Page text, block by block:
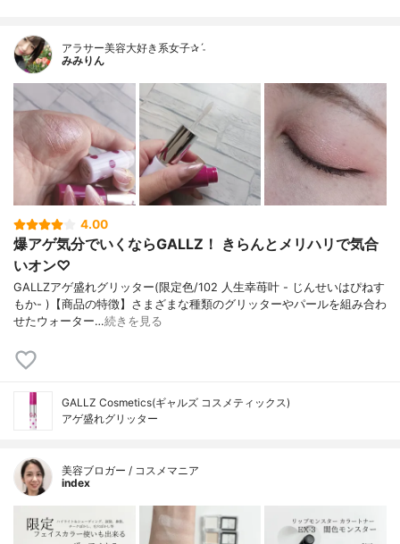
アラサー美容大好き系女子✰ˊ˗
みみりん
4.00
爆アゲ気分でいくならGALLZ！ きらんとメリハリで気合
いオン♡
GALLZアゲ盛れグリッター(限定色/102 人生幸苺叶 - じんせいはぴねす
もか- )【商品の特徴】さまざまな種類のグリッターやパールを組み合わ
せたウォーター…続きを見る
GALLZ Cosmetics(ギャルズ コスメティックス)
アゲ盛れグリッター
美容ブロガー / コスメマニア
index